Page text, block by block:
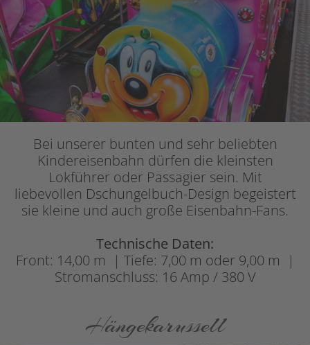
Bei unserer bunten und sehr beliebten
Kindereisenbahn dürfen die kleinsten
Lokführer oder Passagier sein. Mit
liebevollen Dschungelbuch-Design begeistert
sie kleine und auch große Eisenbahn-Fans.
Technische Daten:
Front: 14,00 m | Tiefe: 7,00 m oder 9,00 m |
Stromanschluss: 16 Amp / 380 V
Hängekarussell